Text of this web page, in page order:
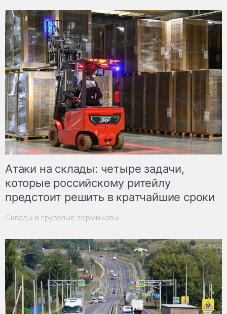
Атаки на склады: четыре задачи,
которые российскому ритейлу
предстоит решить в кратчайшие сроки
Склады и грузовые терминалы